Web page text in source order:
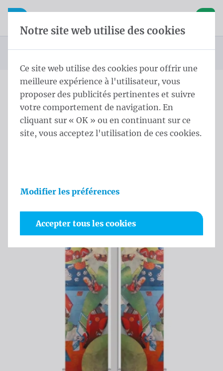
Skip content
Sauter la sélection de la langue
Ouvrir la navigation mobile
Page d'accueil
Produits
Mâts
Soltis Soltis sur mât 400x80 cm Double Noir
Soltis sur mât 400x80 cm
Double Noir
Notre site web utilise des cookies
Ce site web utilise des cookies pour offrir une
meilleure expérience à l'utilisateur, vous
proposer des publicités pertinentes et suivre
votre comportement de navigation. En
cliquant sur « OK » ou en continuant sur ce
site, vous acceptez l'utilisation de ces cookies.
Modifier les préférences
Accepter tous les cookies